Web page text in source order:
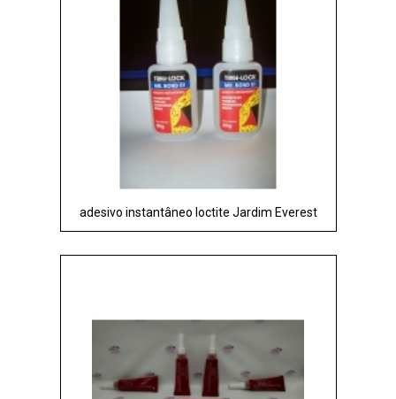
adesivo instantâneo loctite Jardim Everest